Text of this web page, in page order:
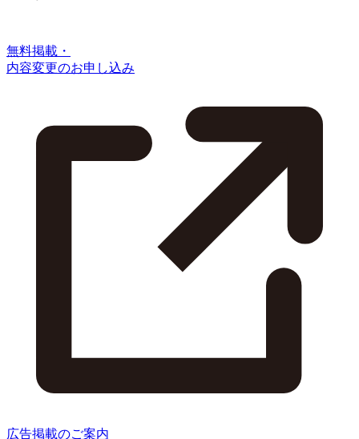
無料掲載・
内容変更のお申し込み
広告掲載のご案内